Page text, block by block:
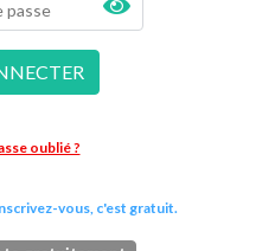
oublié ?
vous, c'est gratuit.